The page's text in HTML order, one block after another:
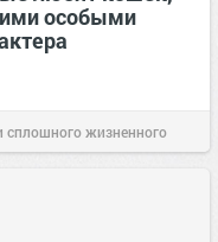
особыми
сплошного жизненного